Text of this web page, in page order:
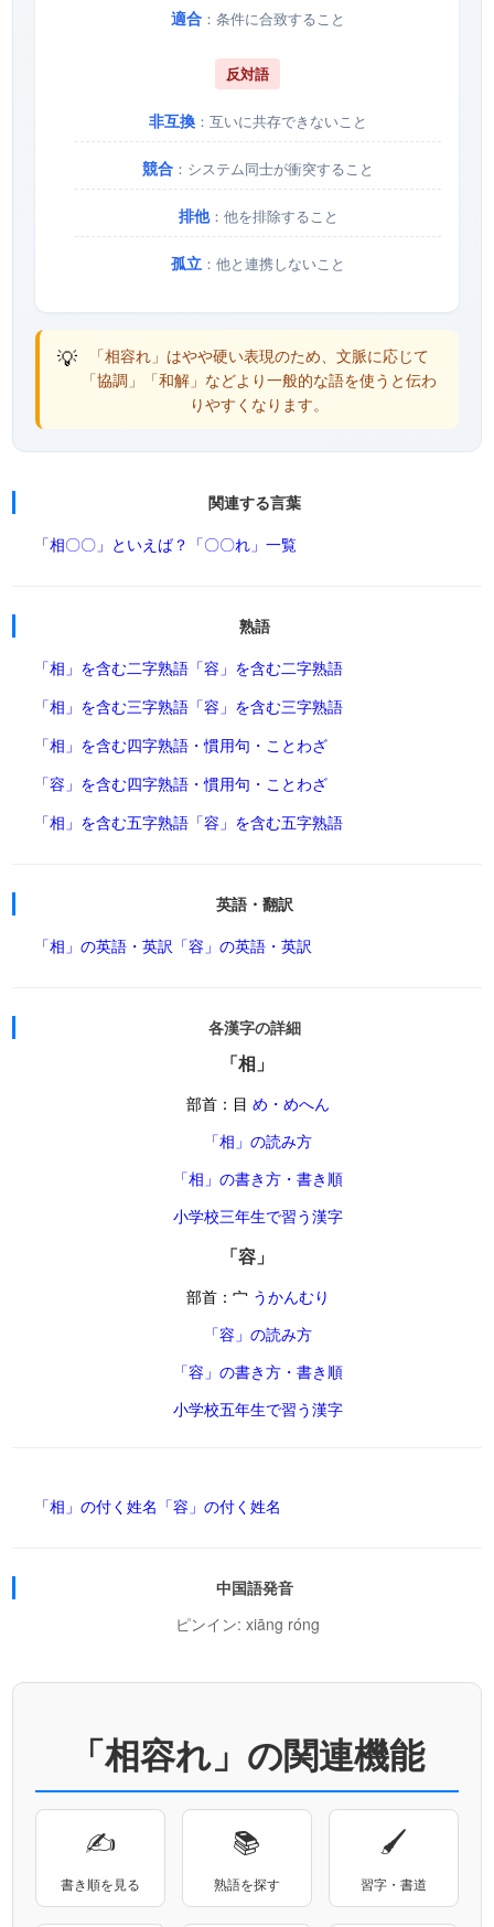
適合 ：条件に合致すること
反対語
非互換 ：互いに共存できないこと
競合 ：システム同士が衝突すること
排他：他を排除すること
孤立 ：他と連携しないこと
💡
「相容れ」はやや硬い表現のため、文脈に応じて
「協調」「和解」などより一般的な語を使うと伝わ
りやすくなります。
関連する言葉
「相〇〇」といえば？ 「〇〇れ」一覧
熟語
「相」を含む二字熟語 「容」を含む二字熟語
「相」を含む三字熟語 「容」を含む三字熟語
「相」を含む四字熟語・慣用句・ことわざ
「容」を含む四字熟語・慣用句・ことわざ
「相」を含む五字熟語 「容」を含む五字熟語
英語・翻訳
「相」の英語・英訳 「容」の英語・英訳
各漢字の詳細
「相」
部首：目 め・めへん
「相」の読み方
「相」の書き方・書き順
小学校三年生で習う漢字
「容」
部首：宀 うかんむり
「容」の読み方
「容」の書き方・書き順
小学校五年生で習う漢字
「相」の付く姓名 「容」の付く姓名
中国語発音
ピンイン: xiāng róng
「相容れ」の関連機能
✍
書き順を見る
📚
熟語を探す
🖌
習字・書道